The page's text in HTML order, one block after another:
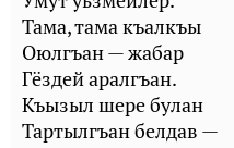
Тама, тама къалкъы
Оюлгъан — жабар
Гёздей аралгъан.
Къызыл шере булан
Тартылгъан белдав —